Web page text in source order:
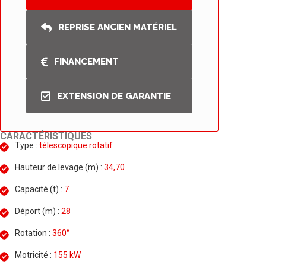
REPRISE ANCIEN MATÉRIEL
FINANCEMENT
EXTENSION DE GARANTIE
CARACTÉRISTIQUES
Type : télescopique rotatif
Hauteur de levage (m) : 34,70
Capacité (t) : 7
Déport (m) : 28
Rotation : 360°
Motricité : 155 kW